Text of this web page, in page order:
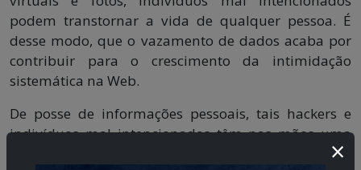
podem transtornar a vida de qualquer pessoa. É
desse modo, que o vazamento de dados acaba por
contribuir para o crescimento da intimidação
sistemática na Web.
De posse de informações pessoais, tais hackers e
indivíduos mal intencionados têm nas mãos uma
poderosa arma. E eles a usam da pior forma
×